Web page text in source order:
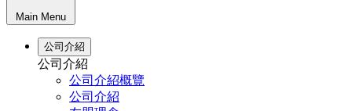
Main Menu
公司介紹
公司介紹
公司介紹概覽
公司介紹